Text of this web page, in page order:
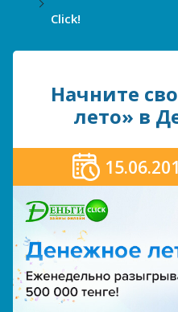
Сlick!
Начните
лето» в